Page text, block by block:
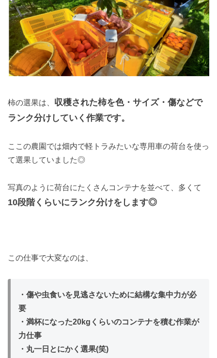
柿の選果は、 収穫された柿を色・サイズ・傷などで
ランク分けしていく作業です。
ここの農園では畑内で軽トラみたいな専用車の荷台を使っ
て選果していました◎
写真のように荷台にたくさんコンテナを並べて、多くて
10段階くらいにランク分けをします◎
この仕事で大変なのは、
・傷や虫食いを見逃さないために結構な集中力が必
要
・満杯になった20kgくらいのコンテナを積む作業が
力仕事
・丸一日とにかく選果(笑)